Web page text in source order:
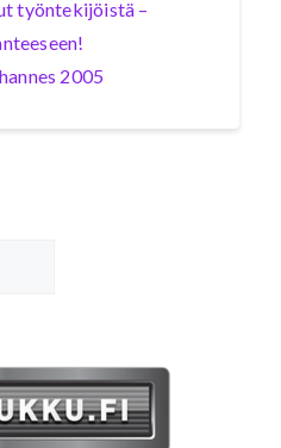
työntekijöistä –
2005